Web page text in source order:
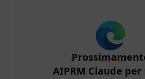
AIPRM Claude per